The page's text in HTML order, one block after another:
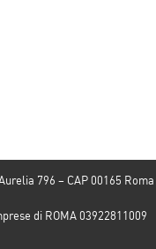
796 – CAP 00165 Roma
di ROMA 03922811009